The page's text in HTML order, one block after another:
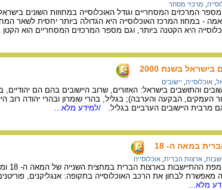
מרכזי מסחר
- במחוז המרכז האוכלוסייה היא הגדולה ביותר יחסית לשאר
היא הקטנה ביותר, וגם מספר המרכזים המסחריים הוא הקטן
בשנת 2000
אוכלוסייה יישובים
והתושבים בישראל: האזורים, שרוב היישובים בהם הם
העמקים, הבקעה והערבה); בגליל, בהרי שומרון ובהרי יהודה רוב
מרבית היישובים הערביים בגליל.
/למידע מלא...
במאה ה- 18
ארצות הברית אוכלוסייה
מפה
לבחון את הרכב האוכלוסייה בתקופה: אנגליקנים,
מלא...